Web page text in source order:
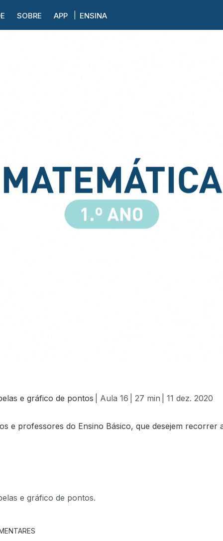
SOBRE APP ENSINA
e gráfico de pontos | Aula 16 | 27 min | 11 dez. 2020
e professores do Ensino Básico, que desejem recorrer
e gráfico de pontos.